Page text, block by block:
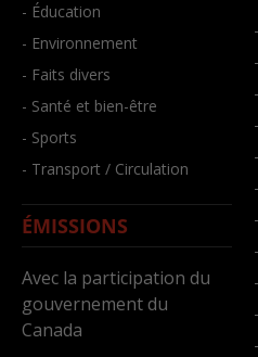
- Éducation
- Environnement
- Faits divers
- Santé et bien-être
- Sports
- Transport / Circulation
ÉMISSIONS
Avec la participation du
gouvernement du
Canada